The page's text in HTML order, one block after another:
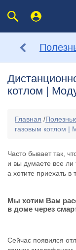
котлом |
Главная /
газовым котлом |
Часто бывает так,
и вы думаете все ли
а хотите приехать в
Мы хотим Вам
в доме через
Сейчас появился